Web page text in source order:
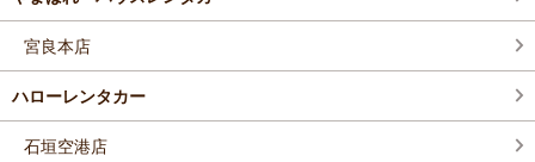
宮良本店
ハローレンタカー
石垣空港店